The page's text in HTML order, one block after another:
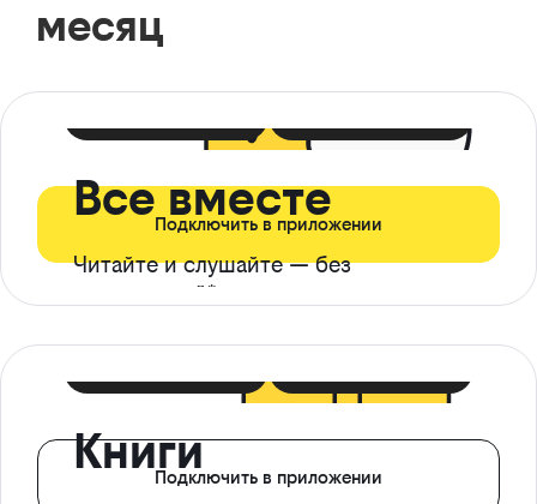
месяц
Все вместе
Читайте и слушайте — без
ограничений*
Подключить в приложении
КнигиПодключить в приложении